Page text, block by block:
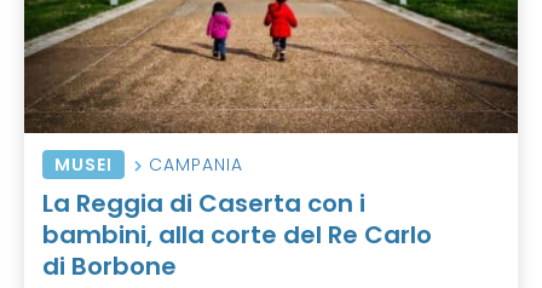
MUSEI CAMPANIA
La Reggia di Caserta con i
bambini, alla corte del Re Carlo
di Borbone